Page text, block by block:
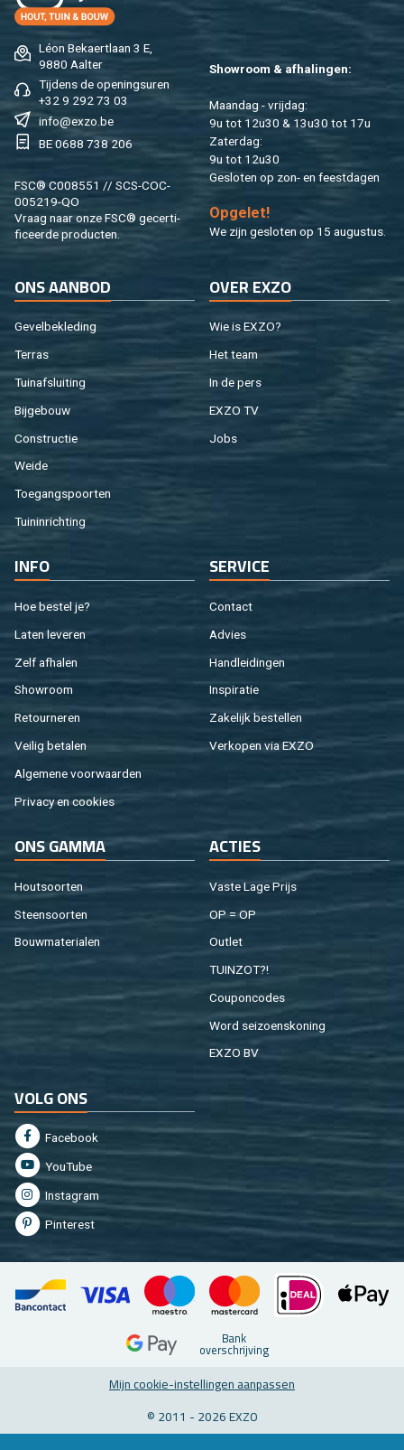
Léon Be­kaert­laan 3 E,
9880 Aal­ter
Tij­dens de ope­nings­uren
+32 9 292 73 03
info@​exzo.​be
BE 0688 738 206
FSC® C008551 // SCS-COC-
005219-QO
Vraag naar onze FSC® ge­cer­ti­
fi­ceer­de pro­duc­ten.
Show­room & af­ha­lin­gen:
Maan­dag - vrij­dag:
9u tot 12u30 & 13u30 tot 17u
Za­ter­dag:
9u tot 12u30
Ge­slo­ten op zon- en feest­da­gen
Op­ge­let!
We zijn ge­slo­ten op 15 au­gus­tus.
ONS AAN­BOD
Ge­vel­be­kle­ding
Ter­ras
Tuin­af­slui­ting
Bij­ge­bouw
Con­struc­tie
Weide
Toe­gangs­poor­ten
Tuin­in­rich­ting
OVER EXZO
Wie is EXZO?
Het team
In de pers
EXZO TV
Jobs
INFO
Hoe be­stel je?
Laten le­ve­ren
Zelf af­ha­len
Show­room
Re­tour­ne­ren
Vei­lig be­ta­len
Al­ge­me­ne voor­waar­den
Pri­va­cy en coo­kies
SER­VI­CE
Con­tact
Ad­vies
Hand­lei­din­gen
In­spi­ra­tie
Za­ke­lijk be­stel­len
Ver­ko­pen via EXZO
ONS GAMMA
Hout­soor­ten
Steen­soor­ten
Bouw­ma­te­ri­a­len
AC­TIES
Vaste Lage Prijs
OP = OP
Out­let
TUIN­ZOT?!
Cou­pon­co­des
Word sei­zoens­ko­ning
EXZO BV
VOLG ONS
Fa­cebook
You­Tu­be
In­st­agram
Pin­te­rest
Bank
over­schrij­ving
Mijn coo­kie-in­stel­lin­gen aan­pas­sen
© 2011 - 2026 EXZO